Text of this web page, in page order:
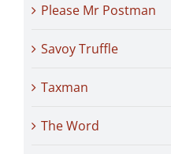
Please Mr Postman
Savoy Truffle
Taxman
The Word